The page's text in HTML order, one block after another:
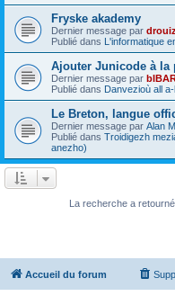
Fryske akademy
Dernier message par
Publié dans L'informatique
Ajouter Junicode à la
Dernier message par
Publié dans Danvezioù all
Le Breton, langue
Dernier message par Alan
Publié dans Troidigezh
anezho)
La recherche a
Accueil du forum